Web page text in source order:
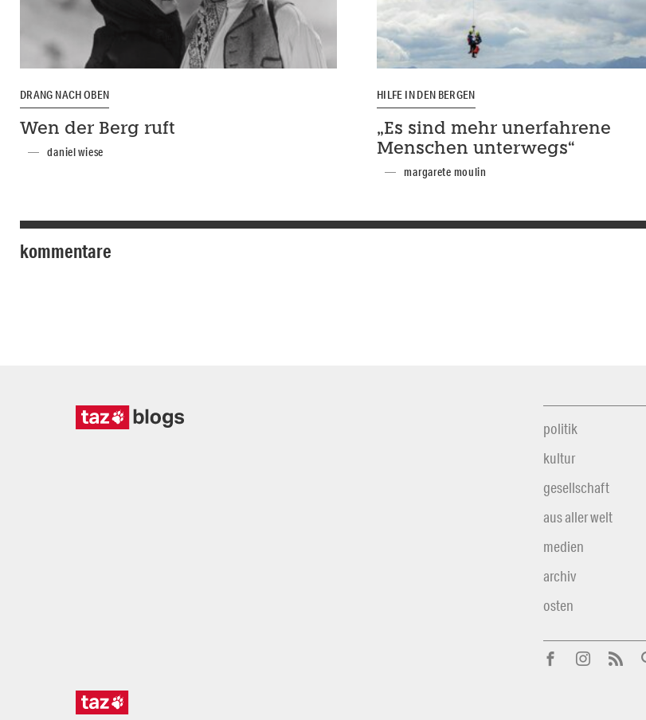
DRANG NACH OBEN
Wen der Berg ruft
daniel wiese
HILFE IN DEN BERGEN
„Es sind mehr unerfahrene
Menschen unterwegs“
margarete moulin
kommentare
politik
kultur
gesellschaft
aus aller welt
medien
archiv
osten